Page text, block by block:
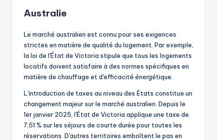
Australie
Le marché australien est connu pour ses exigences
strictes en matière de qualité du logement. Par exemple,
la loi de l'État de Victoria stipule que tous les logements
locatifs doivent satisfaire à des normes spécifiques en
matière de chauffage et d'efficacité énergétique.
L'introduction de taxes au niveau des États constitue un
changement majeur sur le marché australien. Depuis le
1er janvier 2025, l'État de Victoria applique une taxe de
7,51 % sur les séjours de courte durée pour toutes les
réservations. D'autres territoires emboîtent le pas en